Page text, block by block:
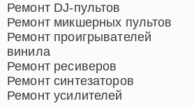
Ремонт DJ-пультов
Ремонт микшерных пультов
Ремонт проигрывателей
винила
Ремонт ресиверов
Ремонт синтезаторов
Ремонт усилителей